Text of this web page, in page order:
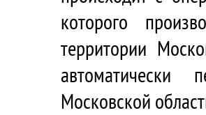
которого
территории
автоматически
Московской